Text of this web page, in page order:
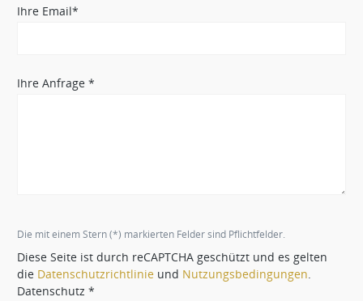
Ihre Email*
Ihre Anfrage *
Die mit einem Stern (*) markierten Felder sind Pflichtfelder.
Diese Seite ist durch reCAPTCHA geschützt und es gelten
die Datenschutzrichtlinie und Nutzungsbedingungen
Datenschutz *